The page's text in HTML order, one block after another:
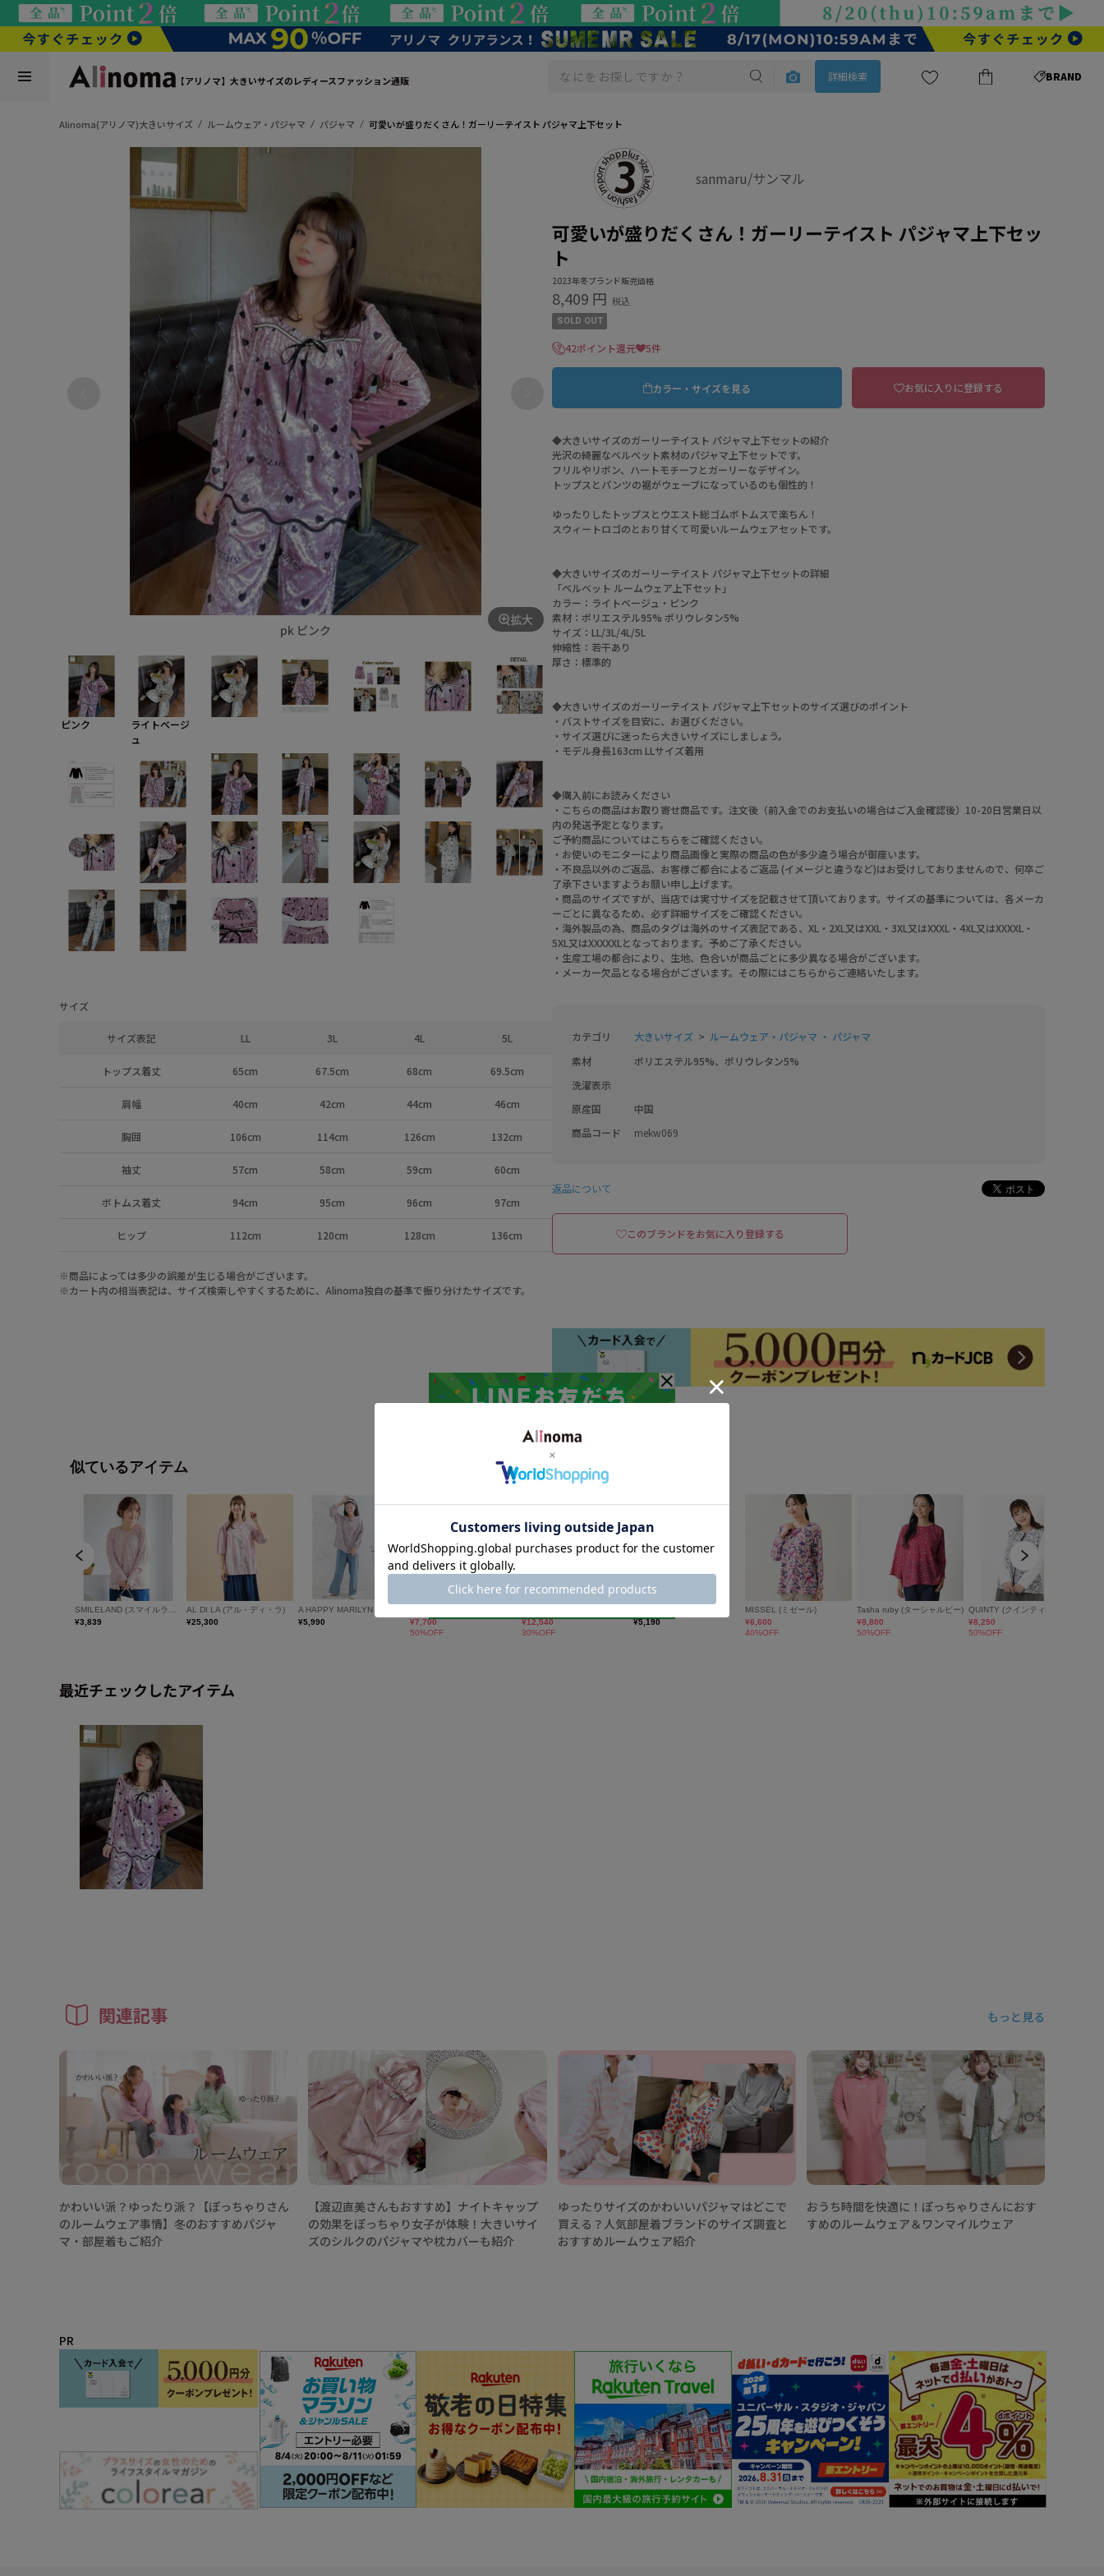
【アリノマ】大きいサイズのレディースファッション通販 詳細検索 BRAND
Alinoma(アリノマ)大きいサイズ ルームウェア・パジャマ パジャマ 可愛いが盛りだくさん！ガーリーテイスト パジャマ上下セット
pk ピンク
拡大
ピンク
ライトベージ
ュ
サイズ
サイズ表記 LL 3L 4L 5L
トップス着丈 65cm 67.5cm 68cm 69.5cm
肩幅 40cm 42cm 44cm 46cm
胸囲 106cm 114cm 126cm 132cm
袖丈 57cm 58cm 59cm 60cm
ボトムス着丈 94cm 95cm 96cm 97cm
ヒップ 112cm 120cm 128cm 136cm
※商品によっては多少の誤差が生じる場合がございます。
※カート内の相当表記は、サイズ検索しやすくするために、Alinoma独自の基準で振り分けたサイズです。
sanmaru/サンマル
可愛いが盛りだくさん！ガーリーテイスト パジャマ上下セッ
ト
2023年冬ブランド販売価格
8,409 円 税込
SOLD OUT
42ポイント還元 5件
カラー・サイズを見る お気に入りに登録する
◆大きいサイズのガーリーテイスト パジャマ上下セットの紹介
光沢の綺麗なベルベット素材のパジャマ上下セットです。
フリルやリボン、ハートモチーフとガーリーなデザイン。
トップスとパンツの裾がウェーブになっているのも個性的！
ゆったりしたトップスとウエスト総ゴムボトムスで楽ちん！
スウィートロゴのとおり甘くて可愛いルームウェアセットです。
◆大きいサイズのガーリーテイスト パジャマ上下セットの詳細
「ベルベット ルームウェア上下セット」
カラー：ライトベージュ・ピンク
素材：ポリエステル95% ポリウレタン5%
サイズ：LL/3L/4L/5L
伸縮性：若干あり
厚さ：標準的
◆大きいサイズのガーリーテイスト パジャマ上下セットのサイズ選びのポイント
・バストサイズを目安に、お選びください。
・サイズ選びに迷ったら大きいサイズにしましょう。
・モデル身長163cm LLサイズ着用
◆購入前にお読みください
・こちらの商品はお取り寄せ商品です。注文後（前入金でのお支払いの場合はご入金確認後）10-20日営業日以
内の発送予定となります。
ご予約商品についてはこちらをご確認ください。
・お使いのモニターにより商品画像と実際の商品の色が多少違う場合が御座います。
・不良品以外のご返品、お客様ご都合によるご返品 (イメージと違うなど)はお受けしておりませんので、何卒ご
了承下さいますようお願い申し上げます。
・商品のサイズですが、当店では実寸サイズを記載させて頂いております。サイズの基準については、各メーカ
ーごとに異なるため、必ず詳細サイズをご確認ください。
・海外製品の為、商品のタグは海外のサイズ表記である、XL・2XL又はXXL・3XL又はXXXL・4XL又はXXXXL・
5XL又はXXXXXLとなっております。予めご了承ください。
・生産工場の都合により、生地、色合いが商品ごとに多少異なる場合がございます。
・メーカー欠品となる場合がございます。その際にはこちらからご連絡いたします。
カテゴリ 大きいサイズ
ルームウェア・パジャマ ・ パジャマ
素材
ポリエステル95%、ポリウレタン5%
洗濯表示
原産国
中国
商品コード
mekw069
返品について
このブランドをお気に入り登録する
最近チェックしたアイテム
関連記事 もっと見る
かわいい派？ゆったり派？【ぽっちゃりさん
のルームウェア事情】冬のおすすめパジャ
マ・部屋着もご紹介
【渡辺直美さんもおすすめ】ナイトキャップ
の効果をぽっちゃり女子が体験！大きいサイ
ズのシルクのパジャマや枕カバーも紹介
ゆったりサイズのかわいいパジャマはどこで
買える？人気部屋着ブランドのサイズ調査と
おすすめルームウェア紹介
おうち時間を快適に！ぽっちゃりさんにおす
すめのルームウェア＆ワンマイルウェア
PR